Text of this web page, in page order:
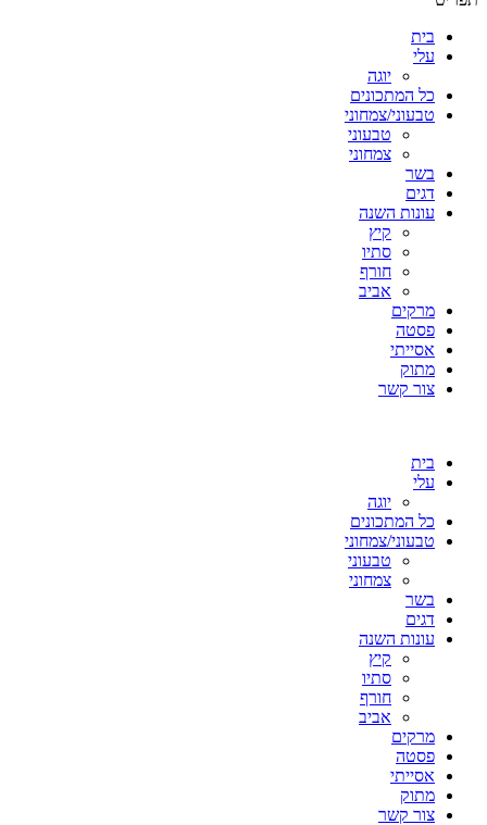
בית
עלי
יוגה
כל המתכונים
טבעוני/צמחוני
טבעוני
צמחוני
בשר
דגים
עונות השנה
קיץ
סתיו
חורף
אביב
מרקים
פסטה
אסייתי
מתוק
צור קשר
בית
עלי
יוגה
כל המתכונים
טבעוני/צמחוני
טבעוני
צמחוני
בשר
דגים
עונות השנה
קיץ
סתיו
חורף
אביב
מרקים
פסטה
אסייתי
מתוק
צור קשר